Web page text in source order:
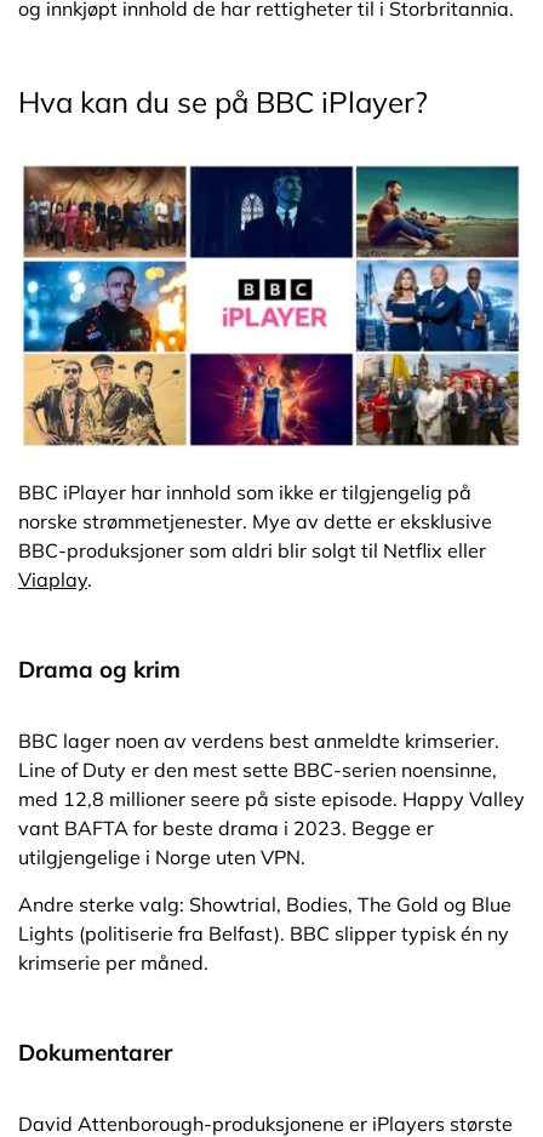
og innkjøpt innhold de har rettigheter til i Storbritannia.
Hva kan du se på BBC iPlayer?
BBC iPlayer har innhold som ikke er tilgjengelig på
norske strømmetjenester. Mye av dette er eksklusive
BBC-produksjoner som aldri blir solgt til Netflix eller
Viaplay.
Drama og krim
BBC lager noen av verdens best anmeldte krimserier.
Line of Duty er den mest sette BBC-serien noensinne,
med 12,8 millioner seere på siste episode. Happy Valley
vant BAFTA for beste drama i 2023. Begge er
utilgjengelige i Norge uten VPN.
Andre sterke valg: Showtrial, Bodies, The Gold og Blue
Lights (politiserie fra Belfast). BBC slipper typisk én ny
krimserie per måned.
Dokumentarer
David Attenborough-produksjonene er iPlayers største